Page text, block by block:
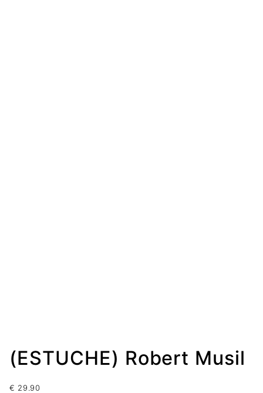
(ESTUCHE) Robert Musil
€ 29.90